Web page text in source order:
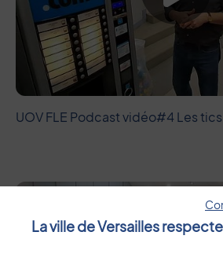
UOV FLE Podcast vidéo#4 Les
La ville de Versailles